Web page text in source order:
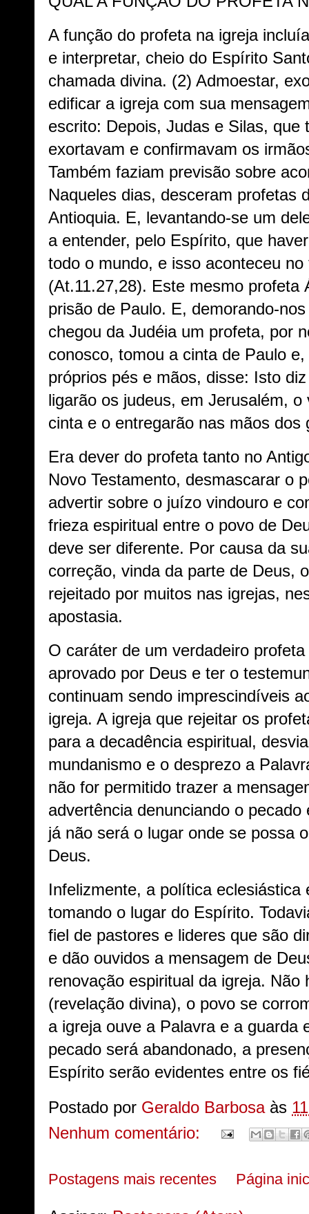
A função do profeta na igreja
e interpretar, cheio do Espírito
chamada divina. (2) Admoestar,
edificar a igreja com sua
escrito: Depois, Judas e Silas, que
exortavam e confirmavam os
Também faziam previsão sobre
Naqueles dias, desceram profetas
Antioquia. E, levantando-se um
a entender, pelo Espírito, que
todo o mundo, e isso aconteceu
(At.11.27,28). Este mesmo profeta
prisão de Paulo. E, demorando-
chegou da Judéia um profeta, por
conosco, tomou a cinta de Paulo
próprios pés e mãos, disse: Isto
ligarão os judeus, em Jerusalém,
cinta e o entregarão nas mãos dos
Era dever do profeta tanto no
Novo Testamento, desmascarar o
advertir sobre o juízo vindouro e
frieza espiritual entre o povo de
deve ser diferente. Por causa da
correção, vinda da parte de Deus,
rejeitado por muitos nas igrejas,
apostasia.
O caráter de um verdadeiro
aprovado por Deus e ter o
continuam sendo imprescindíveis
igreja. A igreja que rejeitar os
para a decadência espiritual,
mundanismo e o desprezo a
não for permitido trazer a
advertência denunciando o
já não será o lugar onde se possa
Deus.
Infelizmente, a política eclesiástica
tomando o lugar do Espírito.
fiel de pastores e lideres que são
e dão ouvidos a mensagem de
renovação espiritual da igreja. Não
(revelação divina), o povo se
a igreja ouve a Palavra e a guarda
pecado será abandonado, a
Espírito serão evidentes entre os
Postado por Geraldo Barbosa às
Nenhum comentário:
Postagens mais recentes Página